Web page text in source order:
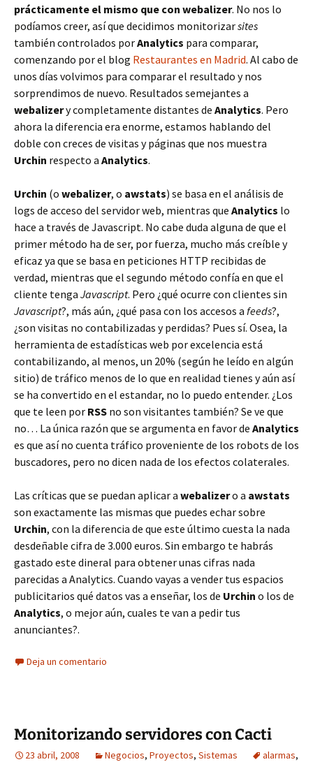
prácticamente el mismo que con webalizer. No nos lo
podíamos creer, así que decidimos monitorizarsites
también controlados porAnalytics para comparar,
comenzando por el blog Restaurantes en Madrid. Al cabo de
unos días volvimos para comparar el resultado y nos
sorprendimos de nuevo. Resultados semejantes a
webalizery completamente distantes de Analytics. Pero
ahora la diferencia era enorme, estamos hablando del
doble con creces de visitas y páginas que nos muestra
Urchin respecto a Analytics.
Urchin (o webalizer, o awstats) se basa en el análisis de
logs de acceso del servidor web, mientras que Analytics lo
hace a través de Javascript. No cabe duda alguna de que el
primer método ha de ser, por fuerza, mucho más creíble y
eficaz ya que se basa en peticiones HTTP recibidas de
verdad, mientras que el segundo método confía en que el
cliente tenga Javascript. Pero ¿qué ocurre con clientes sin
Javascript?, más aún, ¿qué pasa con los accesos a feeds?,
¿son visitas no contabilizadas y perdidas? Pues sí. Osea, la
herramienta de estadísticas web por excelencia está
contabilizando, al menos, un 20% (según he leído en algún
sitio) de tráfico menos de lo que en realidad tienes y aún así
se ha convertido en el estandar, no lo puedo entender. ¿Los
que te leen por RSS no son visitantes también? Se ve que
no… La única razón que se argumenta en favor de Analytics
es que así no cuenta tráfico proveniente de los robots de los
buscadores, pero no dicen nada de los efectos colaterales.
Las críticas que se puedan aplicar a webalizero a awstats
son exactamente las mismas que puedes echar sobre
Urchin, con la diferencia de que este último cuesta la nada
desdeñable cifra de 3.000 euros. Sin embargo te habrás
gastado este dineral para obtener unas cifras nada
parecidas a Analytics. Cuando vayas a vender tus espacios
publicitarios qué datos vas a enseñar, los de Urchin o los de
Analytics, o mejor aún, cuales te van a pedir tus
anunciantes?.
Deja un comentario
Monitorizando servidores con Cacti
23 abril, 2008 Negocios, Proyectos, Sistemas alarmas,